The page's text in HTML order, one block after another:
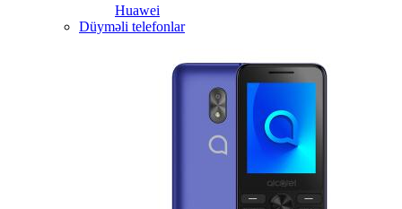
Huawei
Düyməli telefonlar